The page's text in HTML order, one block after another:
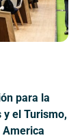
para la
y el Turismo,